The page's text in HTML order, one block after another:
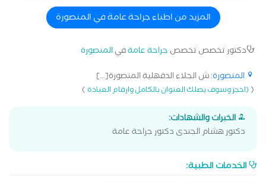
المزيد من اطباء جراحة عامة في المنصورة
دكتور تخصص تخصص جراحة عامةفيالمنصورة
المنصورة: ش الجلاء الدقهلية المنصورة[...]
((احجز وسوف يصلك العنوان بالكامل وارقام العيادة)
الخبرات والشهادات:
دكتور هشام الجندى دكتور جراحة عامة
الخدمات الطبية: